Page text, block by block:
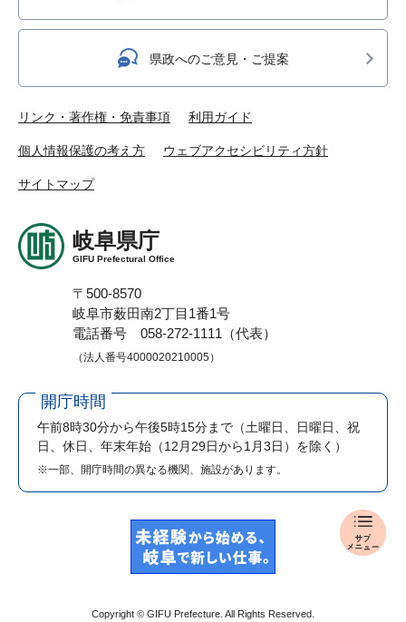
入
札
県政へのご意見・ご提案
リンク・著作権・免責事項 利用ガイド
個人情報保護の考え方 ウェブアクセシビリティ方針
サイトマップ
岐阜県庁
GIFU Prefectural Office
〒500-8570
岐阜市薮田南2丁目1番1号
電話番号 058-272-1111（代表）
（法人番号4000020210005）
開庁時間
午前8時30分から午後5時15分まで （土曜日、日曜日、祝
日、休日、年末年始（12月29日から1月3日）を除く）
※一部、開庁時間の異なる機関、施設があります。
Copyright © GIFU Prefecture. All Rights Reserved.